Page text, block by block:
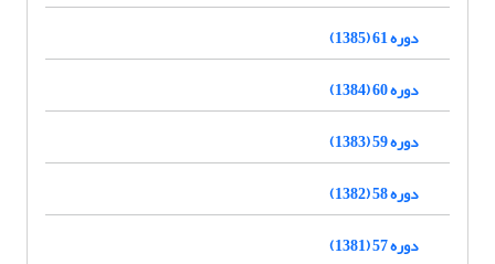
دوره 61 (1385)
دوره 60 (1384)
دوره 59 (1383)
دوره 58 (1382)
دوره 57 (1381)